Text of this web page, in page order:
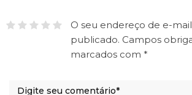
O seu endereço de e-
publicado. Campos
marcados com *